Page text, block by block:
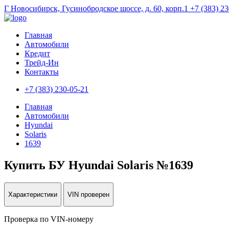
Г Новосибирск, Гусинобродское шоссе, д. 60, корп.1 +7 (383)
Главная
Автомобили
Кредит
Трейд-Ин
Контакты
+7 (383) 230-05-21
Главная
Автомобили
Hyundai
Solaris
1639
Купить БУ Hyundai Solaris №1639
Характеристики VIN проверен
Проверка по VIN-номеру